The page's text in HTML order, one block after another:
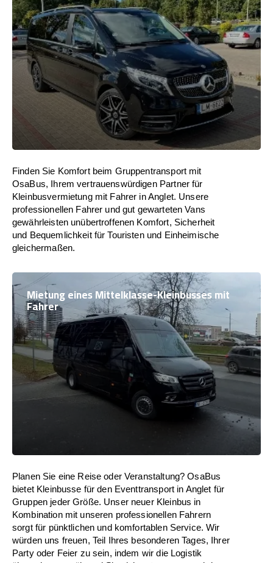
Finden Sie Komfort beim Gruppentransport mit
OsaBus, Ihrem vertrauenswürdigen Partner für
Kleinbusvermietung mit Fahrer in Anglet. Unsere
professionellen Fahrer und gut gewarteten Vans
gewährleisten unübertroffenen Komfort, Sicherheit
und Bequemlichkeit für Touristen und Einheimische
gleichermaßen.
Mietung eines Mittelklasse-Kleinbusses mit
Fahrer
Planen Sie eine Reise oder Veranstaltung? OsaBus
bietet Kleinbusse für den Eventtransport in Anglet für
Gruppen jeder Größe. Unser neuer Kleinbus in
Kombination mit unseren professionellen Fahrern
sorgt für pünktlichen und komfortablen Service. Wir
würden uns freuen, Teil Ihres besonderen Tages, Ihrer
Party oder Feier zu sein, indem wir die Logistik